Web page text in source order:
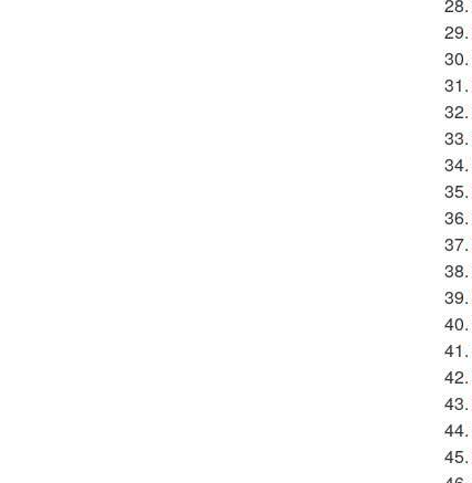
29.
30.
31.
32.
33.
34.
35.
36.
37.
38.
39.
40.
41.
42.
43.
44.
45.